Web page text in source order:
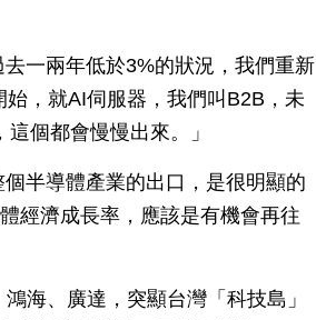
一兩年低於3%的狀況，我們重新
，就AI伺服器，我們叫B2B，未
個都會慢慢出來。」
半導體產業的出口，是很明顯的
經濟成長率，應該是有機會再往
海、廣達，突顯台灣「科技島」